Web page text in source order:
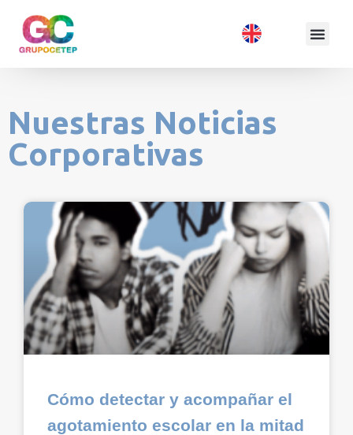
Nuestras Noticias
Corporativas
Cómo detectar y acompañar el
agotamiento escolar en la mitad